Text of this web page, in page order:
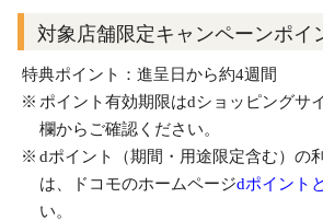
対象店舗限定キャンペーンポイ
特典ポイント：進呈日から約4週間
ポイント有効期限はdショッピングサ
欄からご確認ください。
dポイント（期間・用途限定含む）の
は、ドコモのホームページdポイント
い。